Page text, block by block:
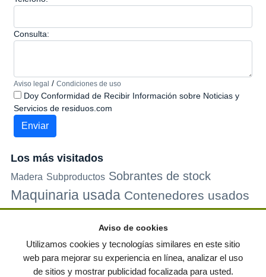
Consulta:
Aviso legal / Condiciones de uso
Doy Conformidad de Recibir Información sobre Noticias y
Servicios de residuos.com
Los más visitados
Madera Subproductos Sobrantes de stock
Maquinaria usada Contenedores usados
Palets de plastico Electrodomesticos
Aviso de cookies
Utilizamos cookies y tecnologías similares en este sitio
web para mejorar su experiencia en línea, analizar el uso
de sitios y mostrar publicidad focalizada para usted.